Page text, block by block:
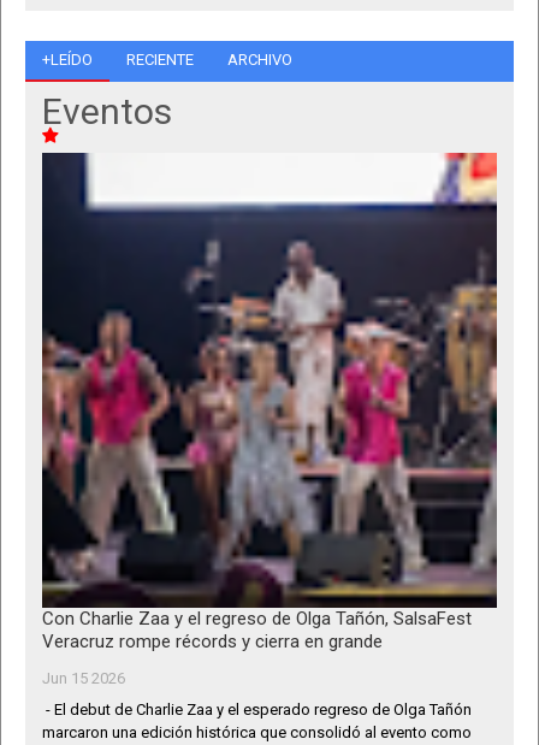
+LEÍDO RECIENTE ARCHIVO
Eventos
Con Charlie Zaa y el regreso de Olga Tañón, SalsaFest
Veracruz rompe récords y cierra en grande
Jun 15 2026
- El debut de Charlie Zaa y el esperado regreso de Olga Tañón
marcaron una edición histórica que consolidó al evento como